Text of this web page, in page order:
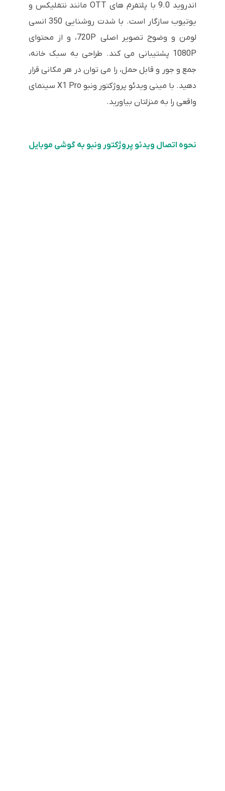
اندروید 9.0 با پلتفرم های OTT مانند نتفلیکس و
یوتیوب سازگار است. با شدت روشنایی 350 انسی
لومن و وضوح تصویر اصلی 720P، و از محتوای
1080P پشتیبانی می کند. طراحی به سبک خانه،
جمع و جور و قابل حمل، را می توان در هر مکانی قرار
دهید. با مینی ویدئو پروژکتور ونبو X1 Pro سینمای
واقعی را به منزلتان بیاورید.
نحوه اتصال ویدئو پروژکتور ونبو به گوشی موبایل